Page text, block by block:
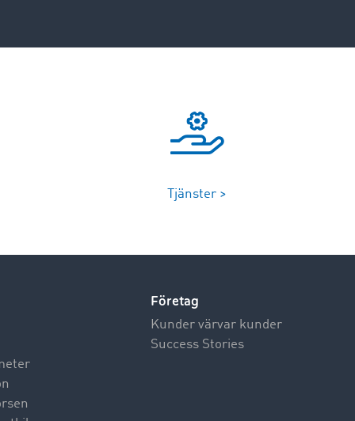
Tjänster >
Företag
Kunder värvar kunder
Success Stories